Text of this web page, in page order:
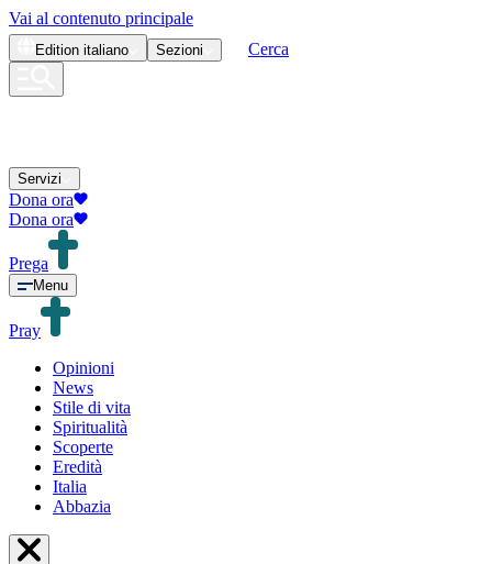
Vai al contenuto principale
Edition italiano Sezioni Cerca
Servizi
Dona ora
Dona ora
Prega
Menu
Pray
Opinioni
News
Stile di vita
Spiritualità
Scoperte
Eredità
Italia
Abbazia